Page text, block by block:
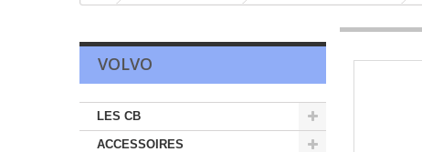
VOLVO
LES CB
ACCESSOIRES